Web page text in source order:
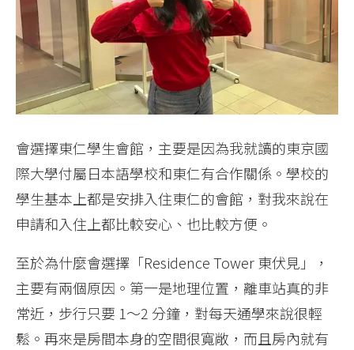
會選擇東仁學生會館，主要是因為我就讀的東京國
際大學付屬日本語學校和東仁有合作關係。學校的
學生基本上都是安排入住東仁的會館，對我來說在
申請和入住上都比較安心、也比較方便。
至於為什麼會選擇「Residence Tower 東伏見」，
主要有兩個原因。第一是地理位置，離車站真的非
常近，步行只要 1～2 分鐘，對每天通學來說很輕
鬆。再來是房間本身的空間很寬敞，而且房內就有